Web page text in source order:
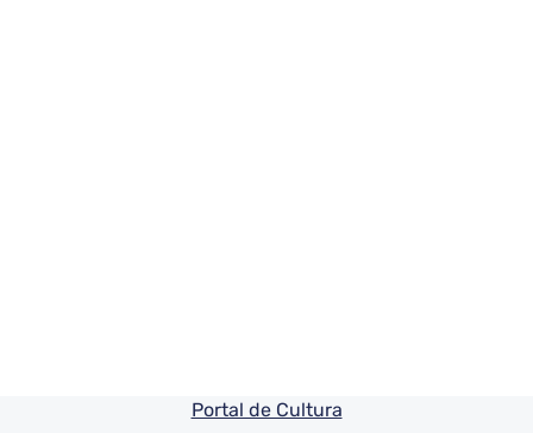
Pie de pagina información
Portal de Cultura